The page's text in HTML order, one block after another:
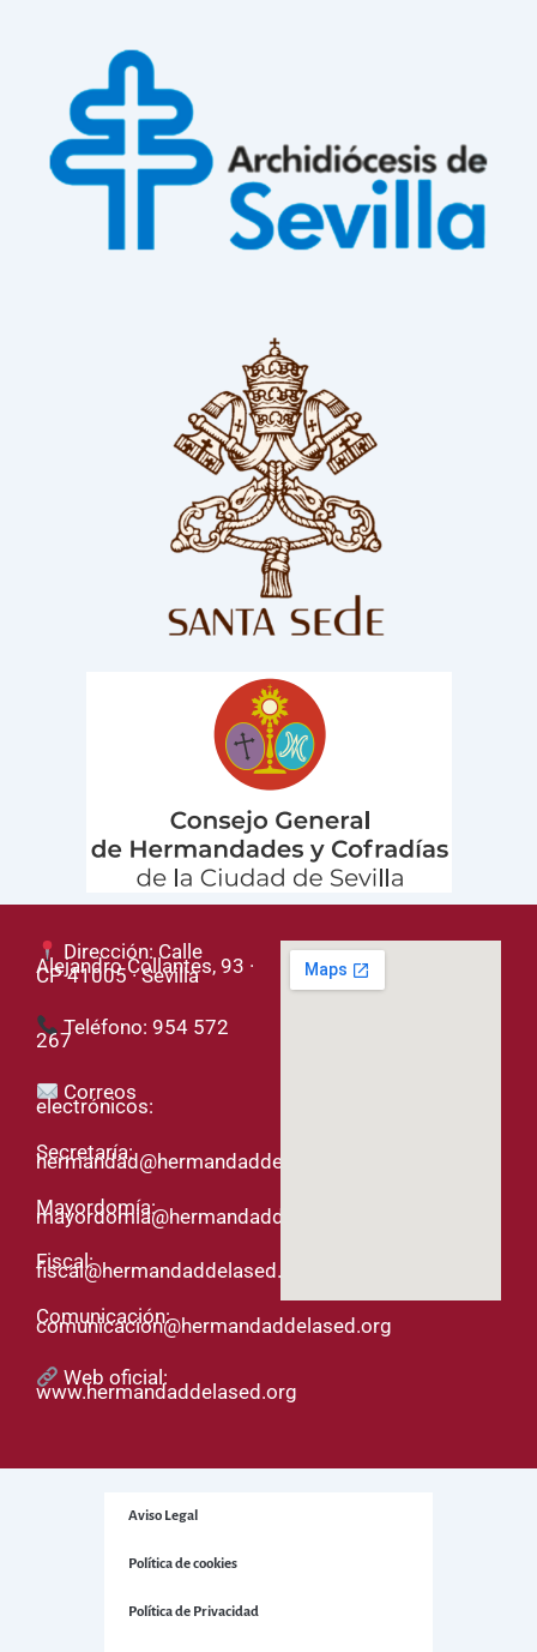
Dirección: Calle
Alejandro Collantes, 93 ·
CP 41005 · Sevilla
Teléfono: 954 572
267
Correos
electrónicos:
Secretaría:
hermandad@hermandaddelased.org
Mayordomía:
mayordomia@hermandaddelased.org
Fiscal:
fiscal@hermandaddelased.org
Comunicación:
comunicacion@hermandaddelased.org
Web oficial:
www.hermandaddelased.org
Aviso Legal
Política de cookies
Política de Privacidad